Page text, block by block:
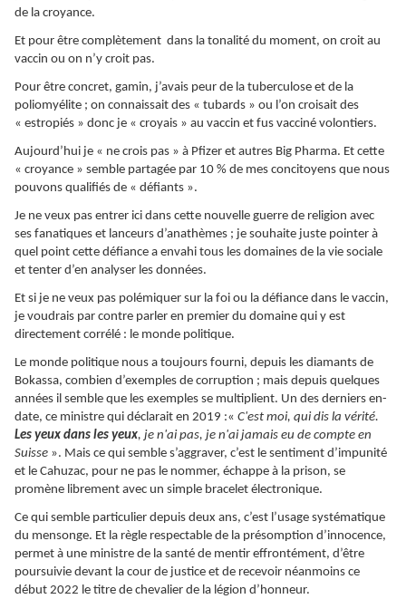
de la croyance.
Et pour être complètement dans la tonalité du moment, on croit au
vaccin ou on n’y croit pas.
Pour être concret, gamin, j’avais peur de la tuberculose et de la
poliomyélite ; on connaissait des « tubards » ou l’on croisait des
« estropiés » donc je « croyais » au vaccin et fus vacciné volontiers.
Aujourd’hui je « ne crois pas » à Pfizer et autres Big Pharma. Et cette
« croyance » semble partagée par 10 % de mes concitoyens que nous
pouvons qualifiés de « défiants ».
Je ne veux pas entrer ici dans cette nouvelle guerre de religion avec
ses fanatiques et lanceurs d’anathèmes ; je souhaite juste pointer à
quel point cette défiance a envahi tous les domaines de la vie sociale
et tenter d’en analyser les données.
Et si je ne veux pas polémiquer sur la foi ou la défiance dans le vaccin,
je voudrais par contre parler en premier du domaine qui y est
directement corrélé : le monde politique.
Le monde politique nous a toujours fourni, depuis les diamants de
Bokassa, combien d’exemples de corruption ; mais depuis quelques
années il semble que les exemples se multiplient. Un des derniers en-
date, ce ministre qui déclarait en 2019 :« C'est moi, qui dis la vérité.
Les yeux dans les yeux, je n'ai pas, je n'ai jamais eu de compte en
Suisse ». Mais ce qui semble s’aggraver, c’est le sentiment d’impunité
et le Cahuzac, pour ne pas le nommer, échappe à la prison, se
promène librement avec un simple bracelet électronique.
Ce qui semble particulier depuis deux ans, c’est l’usage systématique
du mensonge. Et la règle respectable de la présomption d’innocence,
permet à une ministre de la santé de mentir effrontément, d’être
poursuivie devant la cour de justice et de recevoir néanmoins ce
début 2022 le titre de chevalier de la légion d’honneur.